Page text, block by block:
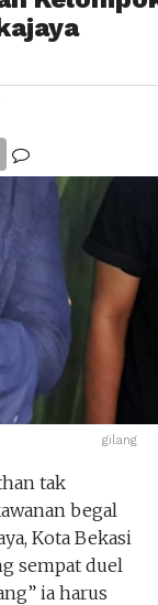
gilang
tak
begal
Kota Bekasi
sempat duel
ia harus